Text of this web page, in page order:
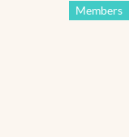
Members